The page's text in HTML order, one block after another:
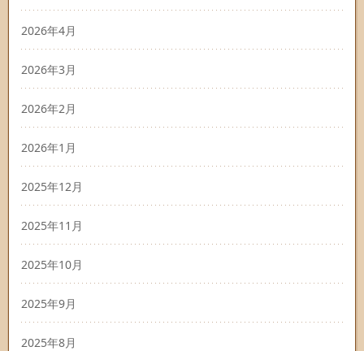
2026年4月
2026年3月
2026年2月
2026年1月
2025年12月
2025年11月
2025年10月
2025年9月
2025年8月